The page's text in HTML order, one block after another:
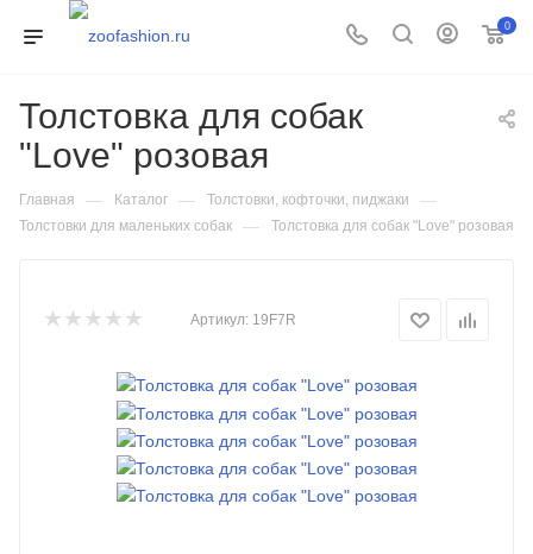
0
Толстовка для собак
"Love" розовая
Главная — Каталог — Толстовки, кофточки, пиджаки —
Толстовки для маленьких собак — Толстовка для собак "Love" розовая
Артикул: 19F7R